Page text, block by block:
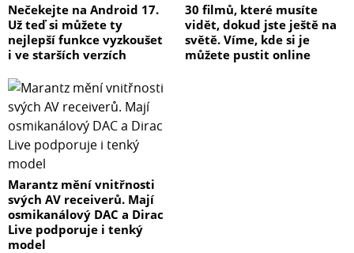
Nečekejte na Android 17.
Už teď si můžete ty
nejlepší funkce vyzkoušet
i ve starších verzích
30 filmů, které musíte
vidět, dokud jste ještě na
světě. Víme, kde si je
můžete pustit online
Marantz mění vnitřnosti
svých AV receiverů. Mají
osmikanálový DAC a Dirac
Live podporuje i tenký
model